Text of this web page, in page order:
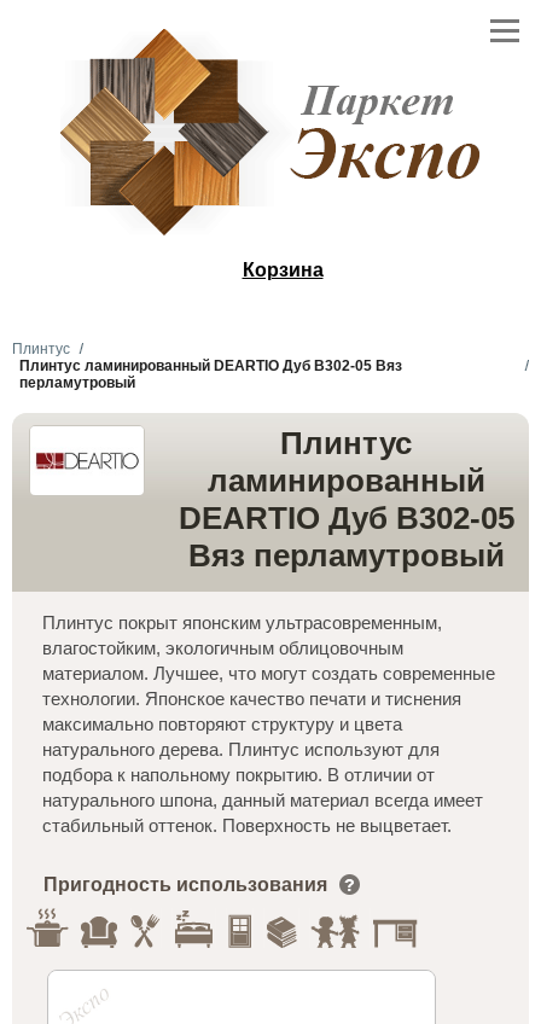
Корзина
Плинтус
Плинтус ламинированный DEARTIO Дуб B302-05 Вяз
перламутровый
Плинтус
ламинированный
DEARTIO Дуб B302-05
Вяз перламутровый
Плинтус покрыт японским ультрасовременным,
влагостойким, экологичным облицовочным
материалом. Лучшее, что могут создать современные
технологии. Японское качество печати и тиснения
максимально повторяют структуру и цвета
натурального дерева. Плинтус используют для
подбора к напольному покрытию. В отличии от
натурального шпона, данный материал всегда имеет
стабильный оттенок. Поверхность не выцветает.
Пригодность использования